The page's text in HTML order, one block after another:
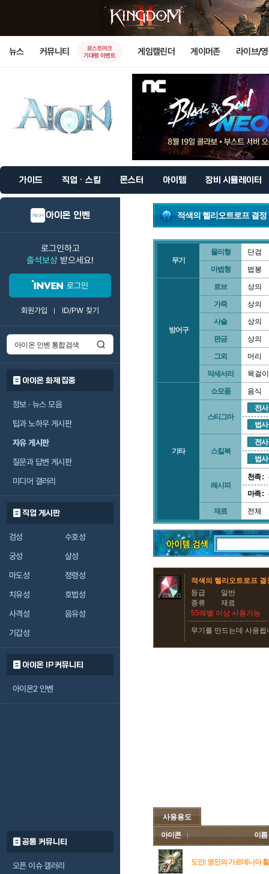
뉴스 커뮤니티
로스트아크
기대평 이벤트
게임캘린더 게이머존 라이브/
가이드 직업 · 스킬 몬스터 아이템 장비 시뮬레이터
아이온 인벤
로그인하고
출석보상 받으세요!
로그인
회원가입 ID/PW 찾기
아이온 화제 집중
정보 · 뉴스 모음
팁과 노하우 게시판
자유 게시판
질문과 답변 게시판
미디어 갤러리
직업 게시판
검성
수호성
궁성
살성
마도성
정령성
치유성
호법성
사격성
음유성
기갑성
아이온 IP 커뮤니티
아이온2 인벤
공통 커뮤니티
오픈 이슈 갤러리
적색의 헬리오트로프 결정
무기
물리형 단검
마법형 법봉
방어구
로브 상의
가죽 상의
사슬 상의
판금 상의
그외 머리
악세서리 목걸이
기타
소모품 음식
스티그마
전사
법사
스킬북
전사
법사
레시피
천족 :
마족 :
재료 전체
적색의 헬리오트로프 결
등급
일반
종류
재료
55레벨 이상 사용가능
무기를 만드는데 사용됩
사용용도
아이콘 이름
도안: 명인의 가르데니아 활